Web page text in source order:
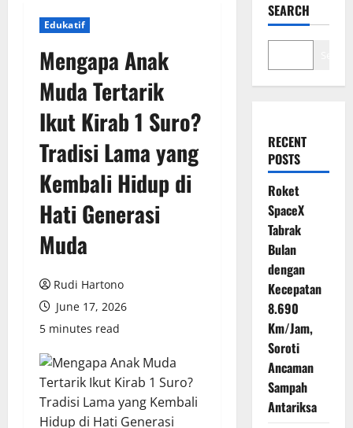
Edukatif
Mengapa Anak
Muda Tertarik
Ikut Kirab 1 Suro?
Tradisi Lama yang
Kembali Hidup di
Hati Generasi
Muda
Rudi Hartono
June 17, 2026
5 minutes read
SEARCH
RECENT
POSTS
Roket
SpaceX
Tabrak
Bulan
dengan
Kecepatan
8.690
Km/Jam,
Soroti
Ancaman
Sampah
Antariksa